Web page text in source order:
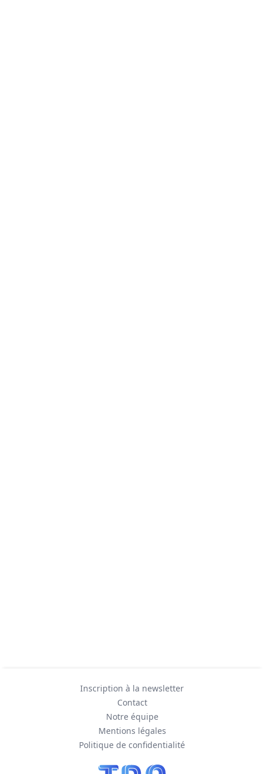
Inscription à la newsletter
Contact
Notre équipe
Mentions légales
Politique de confidentialité